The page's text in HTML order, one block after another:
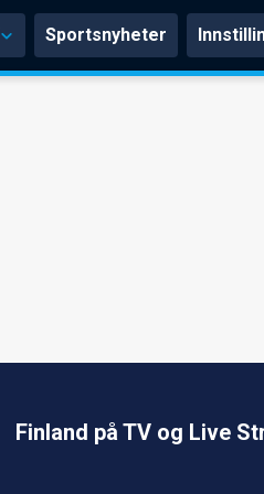
Sportsnyheter
Finland på TV og Live